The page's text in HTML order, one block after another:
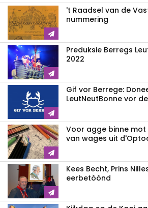
't Raadsel van de
nummering
Preduksie Berregs
2022
Gif vor Berrege:
LeutNeutBonne vor
Voor agge binne
van wages uit
Kees Becht, Prins
eerbetòònd